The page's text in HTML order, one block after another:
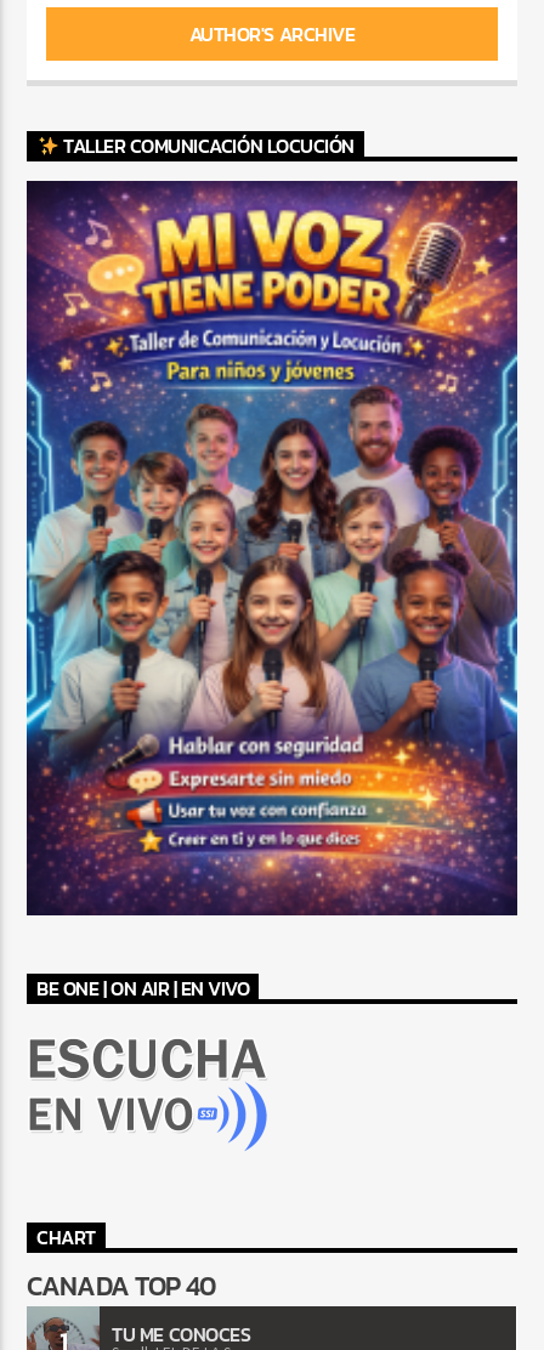
AUTHOR'S ARCHIVE
TALLER COMUNICACIÓN LOCUCIÓN
BE ONE | ON AIR | EN VIVO
CHART
CANADA TOP 40
TU ME CONOCES